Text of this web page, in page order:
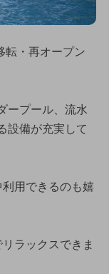
転・再オープン
ープール、流水
設備が充実して
用できるのも嬉
ラックスできま